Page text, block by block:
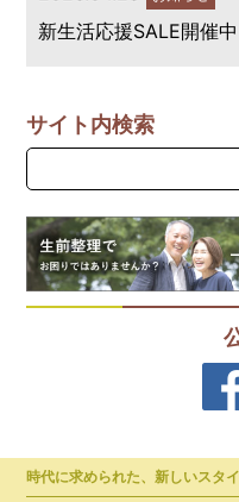
新生活応援SALE開催中
サイト内検索
時代に求められた、新しいスタ